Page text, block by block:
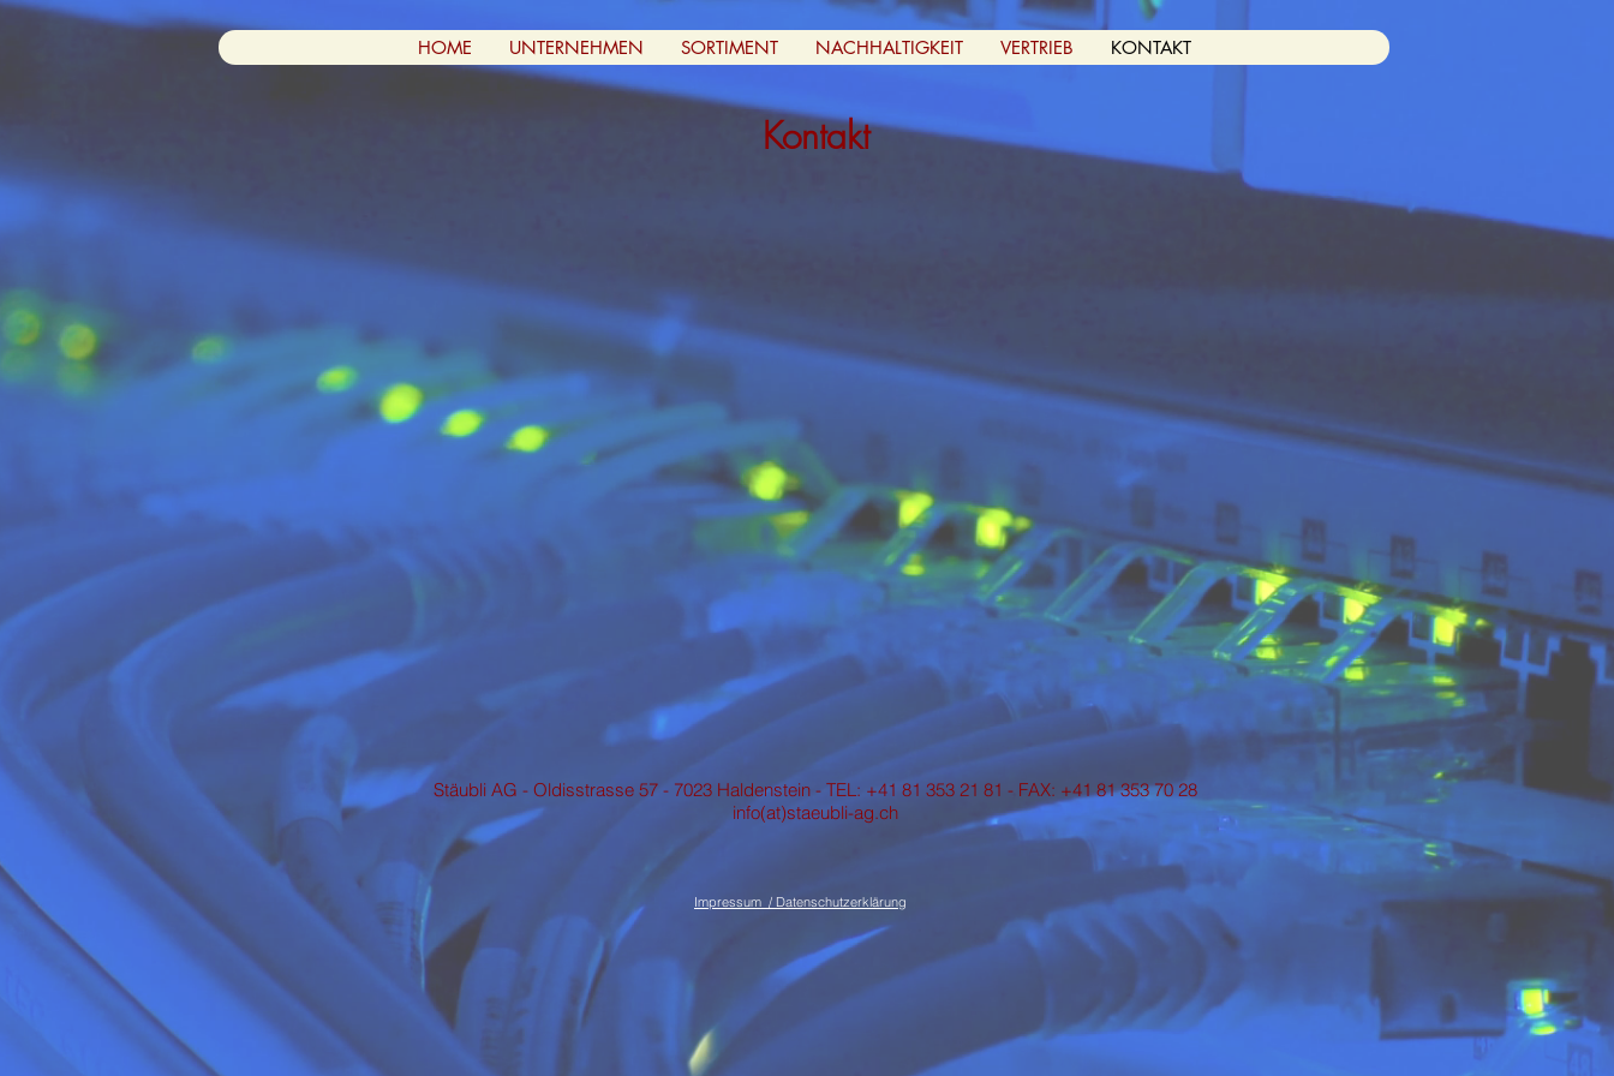
HOME UNTERNEHMEN SORTIMENT NACHHALTIGKEIT VERTRIEB KONTAKT
Kontakt
Stäubli AG - Oldisstrasse 57 - 7023 Haldenstein - TEL: +41 81 353 21 81 - FAX: +41 81 353 70 28
info(at)staeubli-ag.ch
Impressum / Datenschutzerklärung